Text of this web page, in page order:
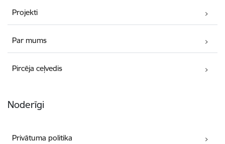
Projekti
Par mums
Pircēja ceļvedis
Noderīgi
Privātuma politika